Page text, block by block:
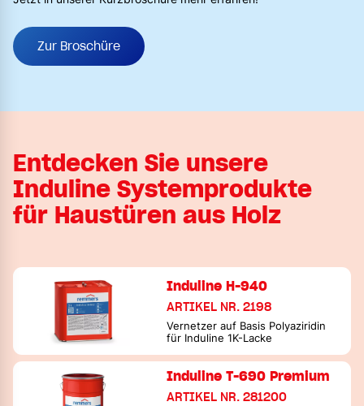
Zur Broschüre
Entdecken Sie unsere
Induline Systemprodukte
für Haustüren aus Holz
Induline H-940
ARTIKEL NR. 2198
Vernetzer auf Basis Polyaziridin
für Induline 1K-Lacke
Induline T-690 Premium
ARTIKEL NR. 281200